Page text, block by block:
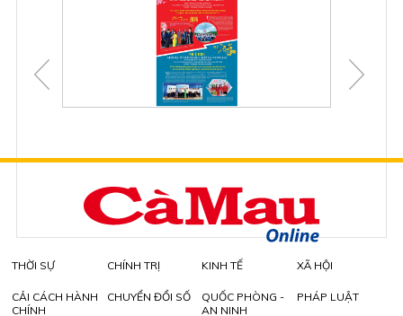
THỜI SỰ CHÍNH TRỊ KINH TẾ XÃ HỘI
CẢI CÁCH HÀNH
CHÍNH
CHUYỂN ĐỔI SỐ
QUỐC PHÒNG -
AN NINH
PHÁP LUẬT